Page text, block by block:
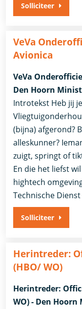
Solliciteer
VeVa
Avionica
VeVa
Den Hoorn
Introtekst Heb jij
(bijna) afgerond?
alleskunner?
zuigt, springt of
En die het liefst
hightech
Technische
Solliciteer
Herintreder:
(HBO/ WO)
Herintreder:
WO) - Den